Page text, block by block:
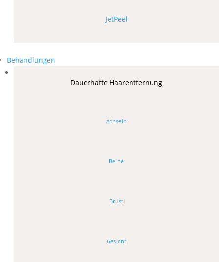
JetPeel
Behandlungen
Dauerhafte Haarentfernung
Achseln
Beine
Brust
Gesicht